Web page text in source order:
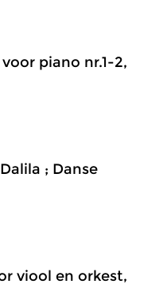
piano nr.1-2,
; Danse
viool en orkest,